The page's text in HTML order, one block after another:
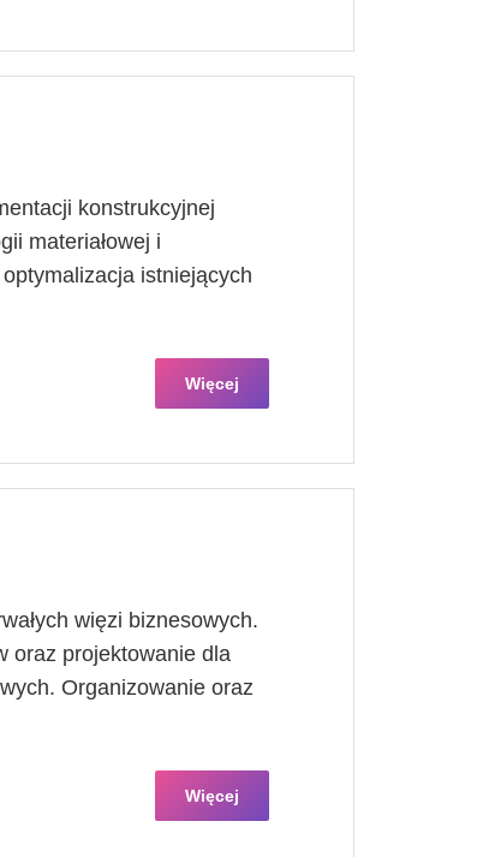
konstrukcyjnej
materiałowej i
istniejących
Więcej
więzi biznesowych.
oraz projektowanie dla
Organizowanie oraz
Więcej